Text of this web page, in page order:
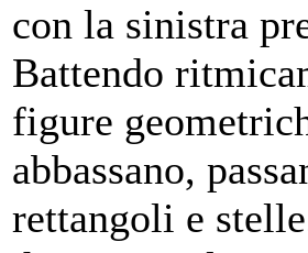
con la sinistra
Battendo
figure
abbassano,
rettangoli e